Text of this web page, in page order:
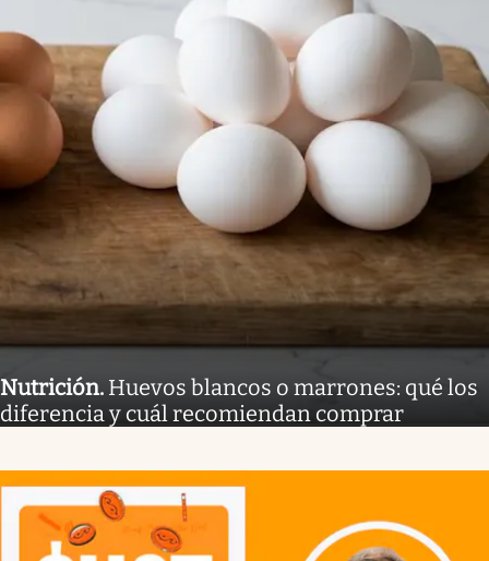
Nutrición. Huevos blancos o marrones: qué los
diferencia y cuál recomiendan comprar